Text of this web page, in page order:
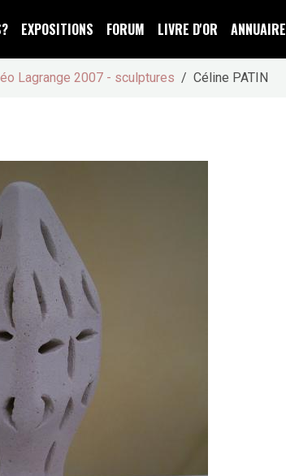
EXPOSITIONS FORUM LIVRE D'OR ANNUAIRE
Lagrange 2007 - sculptures Céline PATIN